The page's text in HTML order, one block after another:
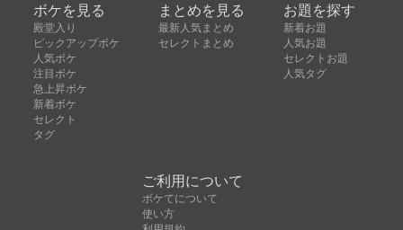
ボケを見る
殿堂入り
ピックアップボケ
人気ボケ
注目ボケ
急上昇ボケ
新着ボケ
セレクト
タグ
まとめを見る
最新人気まとめ
セレクトまとめ
お題を探す
新着お題
人気お題
セレクトお題
人気タグ
ご利用について
ボケてについて
使い方